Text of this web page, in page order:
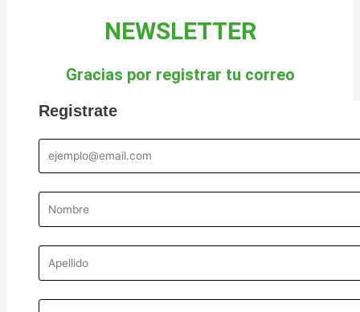
NEWSLETTER
Gracias por registrar tu correo
Registrate